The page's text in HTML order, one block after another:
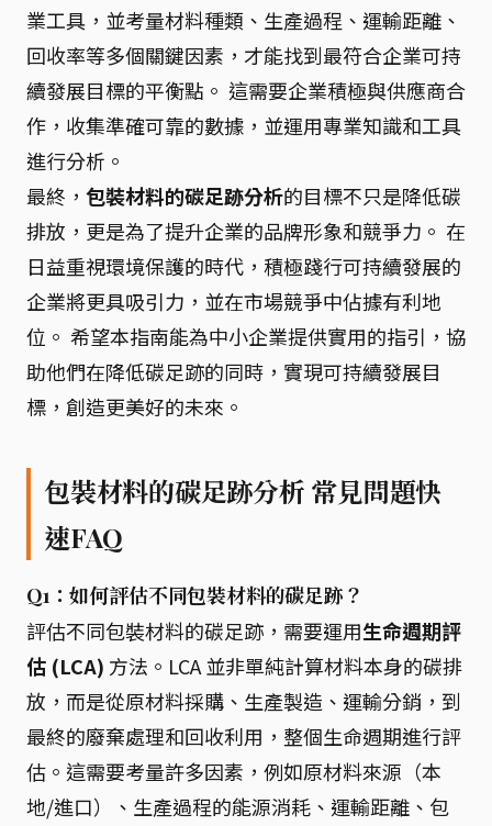
業工具，並考量材料種類、生產過程、運輸距離、
回收率等多個關鍵因素，才能找到最符合企業可持
續發展目標的平衡點。 這需要企業積極與供應商合
作，收集準確可靠的數據，並運用專業知識和工具
進行分析。
最終， 包裝材料的碳足跡分析的目標不只是降低碳
排放，更是為了提升企業的品牌形象和競爭力。 在
日益重視環境保護的時代，積極踐行可持續發展的
企業將更具吸引力，並在市場競爭中佔據有利地
位。 希望本指南能為中小企業提供實用的指引，協
助他們在降低碳足跡的同時，實現可持續發展目
標，創造更美好的未來。
包裝材料的碳足跡分析 常見問題快
速FAQ
Q1：如何評估不同包裝材料的碳足跡？
評估不同包裝材料的碳足跡，需要運用生命週期評
估 (LCA) 方法。LCA 並非單純計算材料本身的碳排
放，而是從原材料採購、生產製造、運輸分銷，到
最終的廢棄處理和回收利用，整個生命週期進行評
估。這需要考量許多因素，例如原材料來源（本
地/進口）、生產過程的能源消耗、運輸距離、包